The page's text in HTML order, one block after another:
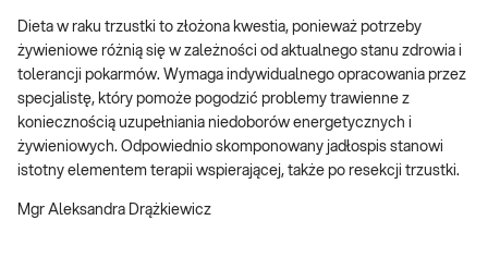
Dieta w raku trzustki to złożona kwestia, ponieważ potrzeby
żywieniowe różnią się w zależności od aktualnego stanu zdrowia i
tolerancji pokarmów. Wymaga indywidualnego opracowania przez
specjalistę, który pomoże pogodzić problemy trawienne z
koniecznością uzupełniania niedoborów energetycznych i
żywieniowych. Odpowiednio skomponowany jadłospis stanowi
istotny elementem terapii wspierającej, także po resekcji trzustki.
Mgr Aleksandra Drążkiewicz